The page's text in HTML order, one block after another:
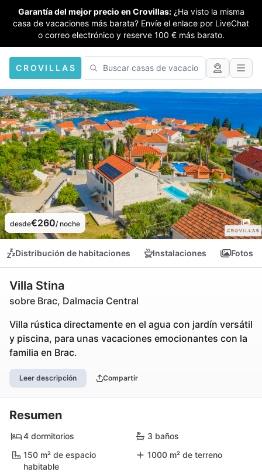
Garantía del mejor precio en Crovillas: ¿Ha visto la misma
casa de vacaciones más barata? Envíe el enlace por LiveChat
o correo electrónico y reserve 100 € más barato.
CROVILLAS
desde€260/ noche
Distribución de habitaciones Instalaciones Fotos
Villa Stina
sobre Brac, Dalmacia Central
Villa rústica directamente en el agua con jardín versátil
y piscina, para unas vacaciones emocionantes con la
familia en Brac.
Leer descripción Compartir
Resumen
4 dormitorios
3 baños
150 m² de espacio
habitable
1000 m² de terreno